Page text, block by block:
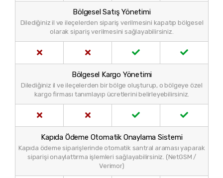
Bölgesel Satış Yönetimi
Dilediğiniz il ve ileçelerden sipariş verilmesini kapatıp bölgesel
olarak sipariş verilmesini sağlayabilirsiniz.
Bölgesel Kargo Yönetimi
Dilediğiniz il ve ileçelerden bir bölge oluşturup, o bölgeye özel
kargo firması tanımlayıp ücretlerini belirleyebilirsiniz.
Kapıda Ödeme Otomatik Onaylama Sistemi
Kapıda ödeme siparişlerinde otomatik santral araması yaparak
siparişi onaylattırma işlemleri sağlayabilirsiniz. (NetGSM /
Verimor)